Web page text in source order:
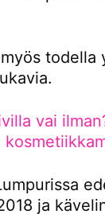
todella
vai
ja